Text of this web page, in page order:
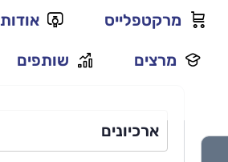
מרקטפלייס אודות
מרצים שותפים
ארכיונים